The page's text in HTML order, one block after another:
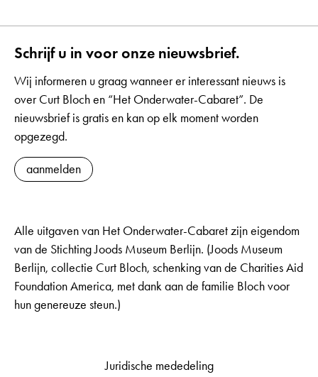
Schrijf u in voor onze nieuwsbrief.
Wij informeren u graag wanneer er interessant nieuws is
over Curt Bloch en “Het Onderwater-Cabaret”. De
nieuwsbrief is gratis en kan op elk moment worden
opgezegd.
aanmelden
Alle uitgaven van Het Onderwater-Cabaret zijn eigendom
van de Stichting Joods Museum Berlijn. (Joods Museum
Berlijn, collectie Curt Bloch, schenking van de Charities Aid
Foundation America, met dank aan de familie Bloch voor
hun genereuze steun.)
Juridische mededeling